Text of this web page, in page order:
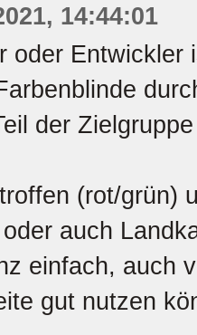
14:44:01
oder Entwickler
der
(rot/grün)
auch
einfach, auch
gut nutzen